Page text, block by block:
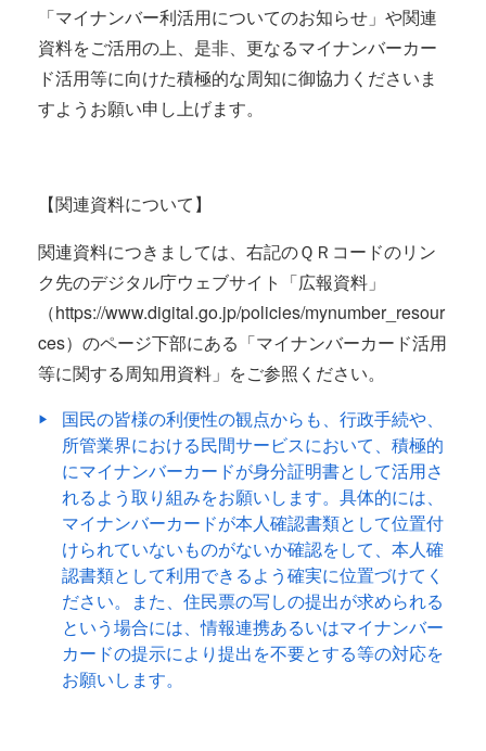
「マイナンバー利活用についてのお知らせ」や関連
資料をご活用の上、是非、更なるマイナンバーカー
ド活用等に向けた積極的な周知に御協力くださいま
すようお願い申し上げます。
【関連資料について】
関連資料につきましては、右記のＱＲコードのリン
ク先のデジタル庁ウェブサイト「広報資料」
（https://www.digital.go.jp/policies/mynumber_resour
ces）のページ下部にある「マイナンバーカード活用
等に関する周知用資料」をご参照ください。
国民の皆様の利便性の観点からも、行政手続や、
所管業界における民間サービスにおいて、積極的
にマイナンバーカードが身分証明書として活用さ
れるよう取り組みをお願いします。具体的には、
マイナンバーカードが本人確認書類として位置付
けられていないものがないか確認をして、本人確
認書類として利用できるよう確実に位置づけてく
ださい。また、住民票の写しの提出が求められる
という場合には、情報連携あるいはマイナンバー
カードの提示により提出を不要とする等の対応を
お願いします。